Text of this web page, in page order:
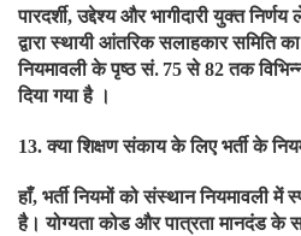
पारदर्शी,उद्देश्य और भागीदारी युक्त
द्वारा स्थायी आंतरिक सलाहकार समिति
नियमावली के पृष्ठ सं. 75से82तक
दिया गया है ।
13.क्या शिक्षण संकाय के लिए भर्ती के
हाँ, भर्ती नियमों को संस्थान नियमावली में
है। योग्यता कोड और पात्रता मानदंड के